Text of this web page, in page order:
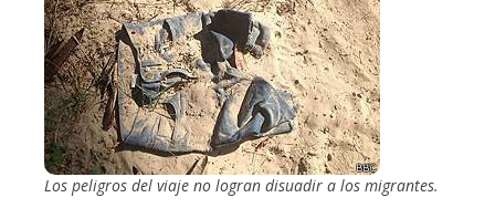
Los peligros del viaje no logran disuadir a los migrantes.